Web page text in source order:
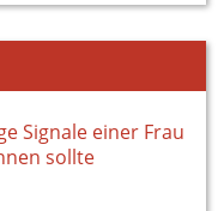
Signale einer Frau
sollte